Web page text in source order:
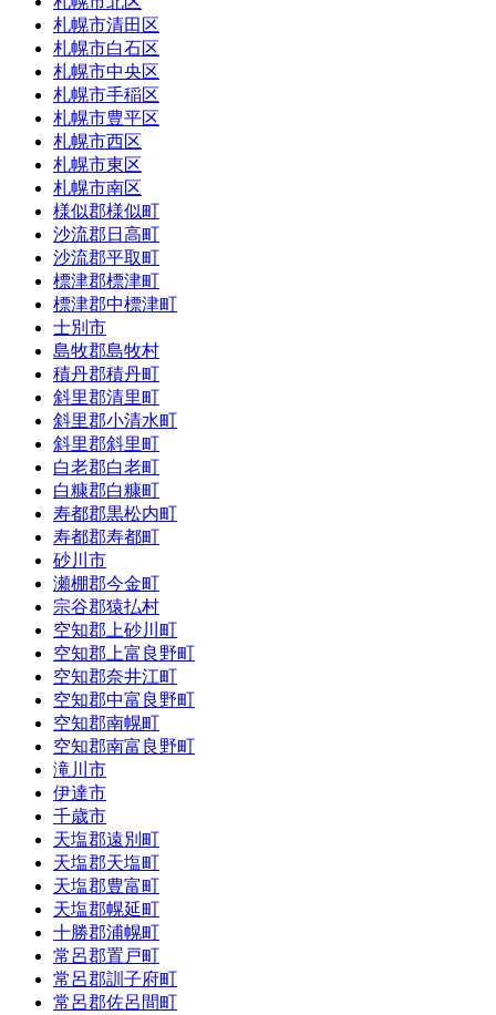
札幌市清田区
札幌市白石区
札幌市中央区
札幌市手稲区
札幌市豊平区
札幌市西区
札幌市東区
札幌市南区
様似郡様似町
沙流郡日高町
沙流郡平取町
標津郡標津町
標津郡中標津町
士別市
島牧郡島牧村
積丹郡積丹町
斜里郡清里町
斜里郡小清水町
斜里郡斜里町
白老郡白老町
白糠郡白糠町
寿都郡黒松内町
寿都郡寿都町
砂川市
瀬棚郡今金町
宗谷郡猿払村
空知郡上砂川町
空知郡上富良野町
空知郡奈井江町
空知郡中富良野町
空知郡南幌町
空知郡南富良野町
滝川市
伊達市
千歳市
天塩郡遠別町
天塩郡天塩町
天塩郡豊富町
天塩郡幌延町
十勝郡浦幌町
常呂郡置戸町
常呂郡訓子府町
常呂郡佐呂間町